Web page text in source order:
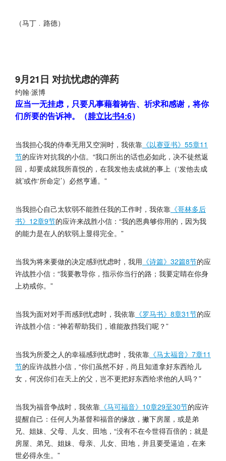
（马丁﹒路德）
9月21日 对抗忧虑的弹药
约翰·派博
应当一无挂虑，只要凡事藉着祷告、祈求和感谢，将你
们所要的告诉神。（腓立比书4:6）
当我担心我的侍奉无用又空洞时，我依靠 《以赛亚书》55章11
节的应许对抗我的小信。“我口所出的话也必如此，决不徒然返
回，却要成就我所喜悦的，在我发他去成就的事上（‘发他去成
就’或作‘所命定’）必然亨通。”
当我担心自己太软弱不能胜任我的工作时，我依靠 《哥林多后
书》12章9节的应许来战胜小信：“我的恩典够你用的，因为我
的能力是在人的软弱上显得完全。”
当我为将来要做的决定感到忧虑时，我用 《诗篇》32篇8节的应
许战胜小信：“我要教导你，指示你当行的路；我要定睛在你身
上劝戒你。”
当我为面对对手而感到忧虑时，我依靠 《罗马书》8章31节的应
许战胜小信：“神若帮助我们，谁能敌挡我们呢？”
当我为所爱之人的幸福感到忧虑时，我依靠 《马太福音》7章11
节的应许战胜小信，“你们虽然不好，尚且知道拿好东西给儿
女，何况你们在天上的父，岂不更把好东西给求他的人吗？”
当我为福音争战时，我依靠 《马可福音》10章29至30节的应许
提醒自己：任何人为基督和福音的缘故，撇下房屋，或是弟
兄、姐妹、父母、儿女、田地，“没有不在今世得百倍的；就是
房屋、弟兄、姐妹、母亲、儿女、田地，并且要受逼迫，在来
世必得永生。”